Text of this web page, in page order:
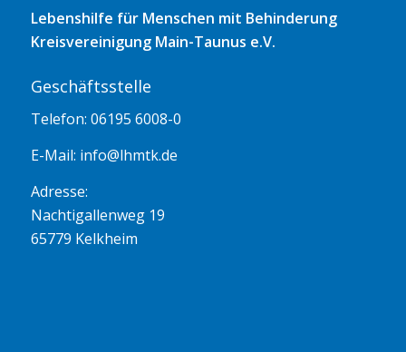
Lebenshilfe für Menschen mit Behinderung
Kreisvereinigung Main-Taunus e.V.
Geschäftsstelle
Telefon: 06195 6008-0
E-Mail: info@lhmtk.de
Adresse:
Nachtigallenweg 19
65779 Kelkheim